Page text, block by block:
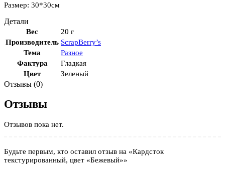
Размер: 30*30см
Детали
Вес
20 г
Производитель ScrapBerry’s
Тема
Разное
Фактура
Гладкая
Цвет
Зеленый
Отзывы (0)
Отзывы
Отзывов пока нет.
Будьте первым, кто оставил отзыв на «Кардсток
текстурированный, цвет «Бежевый»»